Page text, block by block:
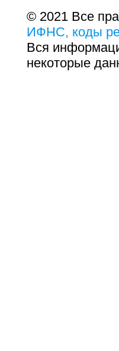
© 2021 Все
ИФНС, коды
Вся
некоторые